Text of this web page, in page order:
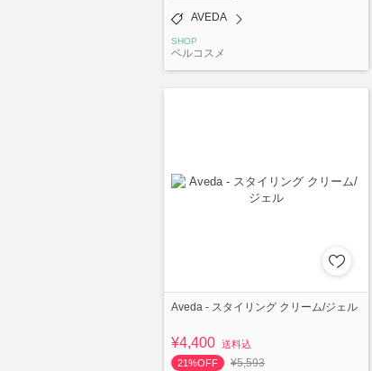
AVEDA
SHOP
ベルコスメ
Aveda - スタイリング クリーム/ジェル
¥4,400 送料込
21%OFF
¥5,593